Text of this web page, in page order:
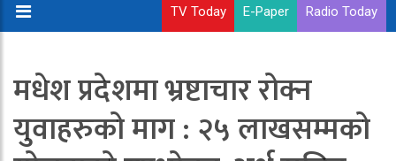
TV Today E-Paper Radio Today
मधेश प्रदेशमा भ्रष्टाचार रोक्न
युवाहरुको माग : २५ लाखसम्मको